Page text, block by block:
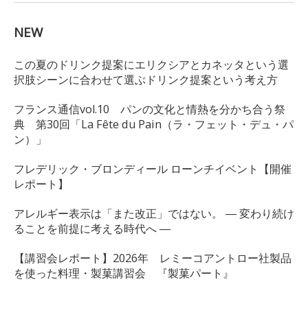
NEW
この夏のドリンク提案にエリクシアとカネッタという選
択肢シーンに合わせて選ぶドリンク提案という考え方
フランス通信vol.10 パンの文化と情熱を分かち合う祭
典 第30回「La Fête du Pain（ラ・フェット・デュ・パ
ン）」
フレデリック・ブロンディール ローンチイベント【開催
レポート】
アレルギー表示は「また改正」ではない。 ― 変わり続け
ることを前提に考える時代へ ―
【講習会レポート】2026年 レミーコアントロー社製品
を使った料理・製菓講習会 『製菓パート』